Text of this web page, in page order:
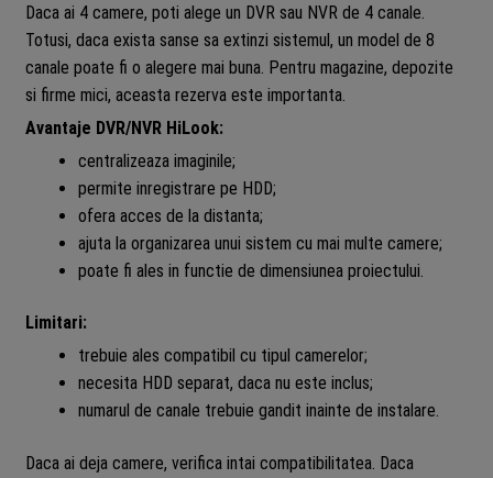
Daca ai 4 camere, poti alege un DVR sau NVR de 4 canale.
Totusi, daca exista sanse sa extinzi sistemul, un model de 8
canale poate fi o alegere mai buna. Pentru magazine, depozite
si firme mici, aceasta rezerva este importanta.
Avantaje DVR/NVR HiLook:
centralizeaza imaginile;
permite inregistrare pe HDD;
ofera acces de la distanta;
ajuta la organizarea unui sistem cu mai multe camere;
poate fi ales in functie de dimensiunea proiectului.
Limitari:
trebuie ales compatibil cu tipul camerelor;
necesita HDD separat, daca nu este inclus;
numarul de canale trebuie gandit inainte de instalare.
Daca ai deja camere, verifica intai compatibilitatea. Daca